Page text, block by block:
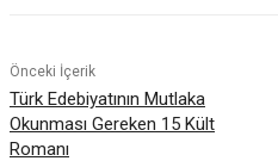
Önceki İçerik
Türk Edebiyatının Mutlaka
Okunması Gereken 15 Kült
Romanı